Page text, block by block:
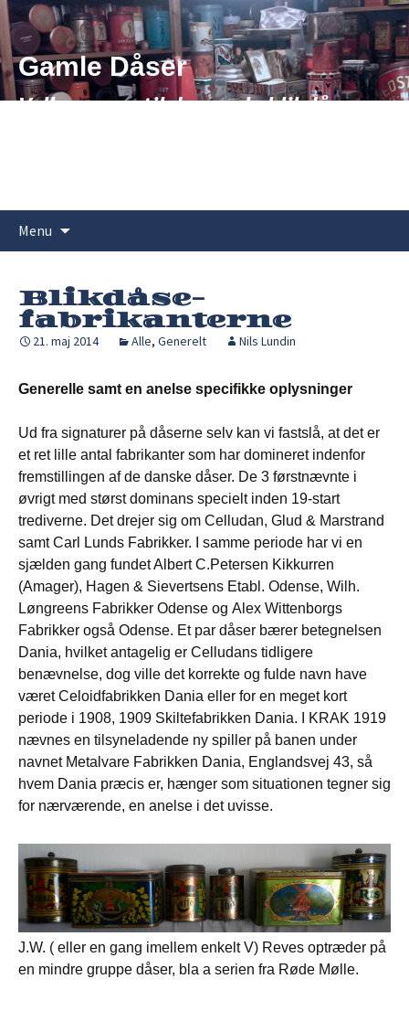
Hop
til
indhold
Gamle Dåser
Velkommen til de gamle blikdåsers
Menu
Blikdåse-
fabrikanterne
21. maj 2014 Alle, Generelt Nils Lundin
Generelle samt en anelse specifikke oplysninger
Ud fra signaturer på dåserne selv kan vi fastslå, at det er
et ret lille antal fabrikanter som har domineret indenfor
fremstillingen af de danske dåser. De 3 førstnævnte i
øvrigt med størst dominans specielt inden 19-start
trediverne. Det drejer sig om Celludan, Glud & Marstrand
samt Carl Lunds Fabrikker. I samme periode har vi en
sjælden gang fundet Albert C.Petersen Kikkurren
(Amager), Hagen & Sievertsens Etabl. Odense, Wilh.
Løngreens Fabrikker Odense og Alex Wittenborgs
Fabrikker også Odense. Et par dåser bærer betegnelsen
Dania, hvilket antagelig er Celludans tidligere
benævnelse, dog ville det korrekte og fulde navn have
været Celoidfabrikken Dania eller for en meget kort
periode i 1908, 1909 Skiltefabrikken Dania. I KRAK 1919
nævnes en tilsyneladende ny spiller på banen under
navnet Metalvare Fabrikken Dania, Englandsvej 43, så
hvem Dania præcis er, hænger som situationen tegner sig
for nærværende, en anelse i det uvisse.
J.W. ( eller en gang imellem enkelt V) Reves optræder på
en mindre gruppe dåser, bla a serien fra Røde Mølle.